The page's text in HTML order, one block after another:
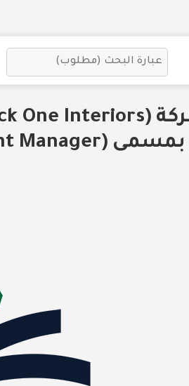
بمسمى (Procurement Manager) للعمل في السعودية.